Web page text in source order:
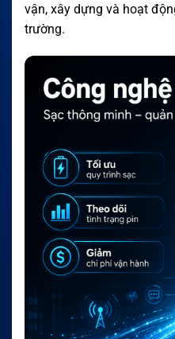
vận, xây dựng và hoạt
trường.